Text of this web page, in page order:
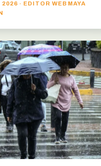
· EDITOR WEB MAYA